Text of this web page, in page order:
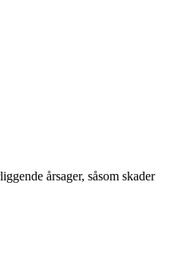
årsager, såsom skader